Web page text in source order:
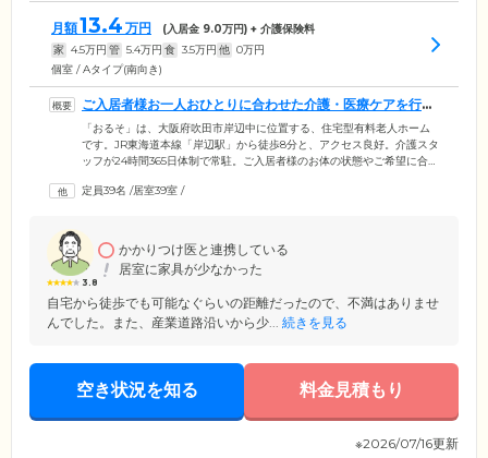
月額13.4 万円 (入居金 9.0万円) + 介護保険料
家 4.5万円 管 5.4万円 食 3.5万円 他 0万円
個室 / Aタイプ(南向き)
ご入居者様お一人おひとりに合わせた介護・医療ケアを行う
ホームです
「おるそ」は、大阪府吹田市岸辺中に位置する、住宅型有料老人ホーム
です。JR東海道本線「岸辺駅」から徒歩8分と、アクセス良好。介護スタ
ッフが24時間365日体制で常駐。ご入居者様のお体の状態やご希望に合わ
いつでもお声がけください。また「北摂三木病院」「谷川記念病院」と
居者様はもちろん、ご家族様にも安心していただける環境です。
定員39名 /居室39室 /
3.8
かかりつけ医と連携している
居室に家具が少なかった
自宅から徒歩でも可能なぐらいの距離だったので、不満はありませ
んでした。また、産業道路沿いから少... 続きを見る
空き状況を知る 料金見積もり
※2026/07/16更新